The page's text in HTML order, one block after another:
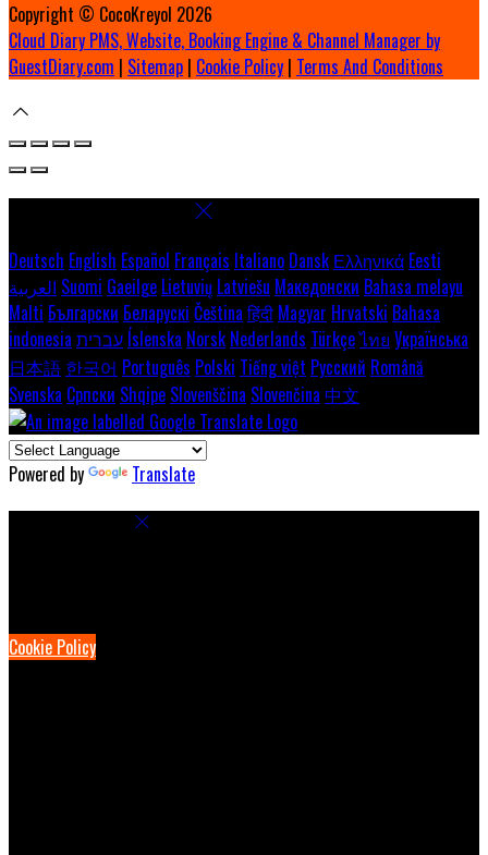
Copyright © CocoKreyol 2026
Cloud Diary PMS, Website, Booking Engine & Channel Manager by
GuestDiary.com | Sitemap | Cookie Policy | Terms And Conditions
Deutsch English Español Français Italiano Dansk Ελληνικά Eesti
العربية Suomi Gaeilge Lietuvių Latviešu Македонски Bahasa melayu
Malti Български Беларускі Čeština हिंदी Magyar Hrvatski Bahasa
indonesia עברית Íslenska Norsk Nederlands Türkçeไทย Українська
日本語 한국어 Português Polski Tiếng việt Русский Română
Svenska Српски Shqipe Slovenščina Slovenčina 中文
Powered by Translate
Cookie Policy